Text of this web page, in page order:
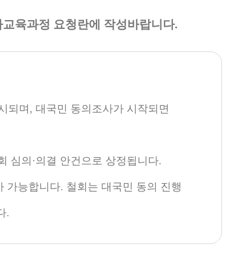
육과정 요청란에 작성바랍니다.
되며, 대국민 동의조사가 시작되면
심의·의결 안건으로 상정됩니다.
가능합니다. 철회는 대국민 동의 진행
.